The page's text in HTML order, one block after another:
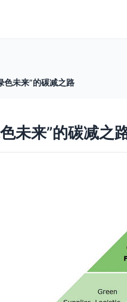
色未来”的碳减之路
未来”的碳减之